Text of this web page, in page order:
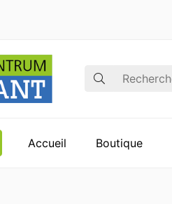
Recherche
Accueil Boutique